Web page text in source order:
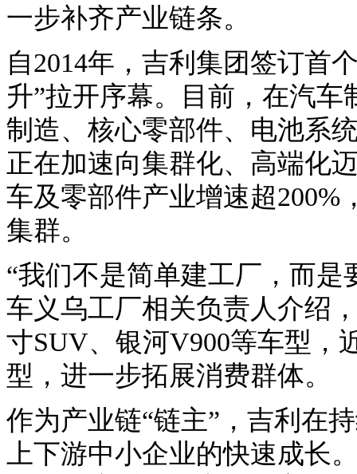
一步补齐产业链条。
自2014年，吉利集团签订首
升”拉开序幕。目前，在汽
制造、核心零部件、电池系
正在加速向集群化、高端化
车及零部件产业增速超200%
集群。
“我们不是简单建工厂，而
车义乌工厂相关负责人介绍
寸SUV、银河V900等车型，
型，进一步拓展消费群体。
作为产业链“链主”，吉利在
上下游中小企业的快速成长